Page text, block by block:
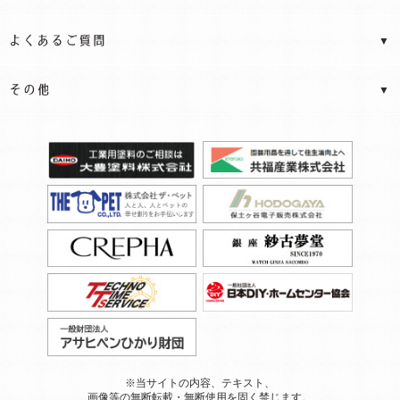
※当サイトの内容、テキスト、
画像等の無断転載・無断使用を固く禁じます。